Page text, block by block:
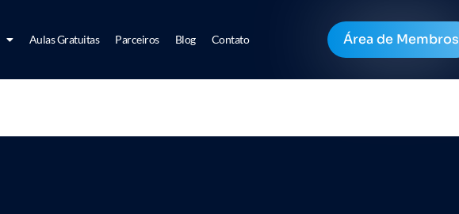
Aulas Gratuitas Parceiros Blog Contato Área de Membros